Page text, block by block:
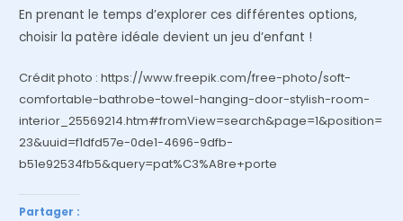
En prenant le temps d’explorer ces différentes options,
choisir la patère idéale devient un jeu d’enfant !
Crédit photo : https://www.freepik.com/free-photo/soft-
comfortable-bathrobe-towel-hanging-door-stylish-room-
interior_25569214.htm#fromView=search&page=1&position=
23&uuid=f1dfd57e-0de1-4696-9dfb-
b51e92534fb5&query=pat%C3%A8re+porte
Partager :